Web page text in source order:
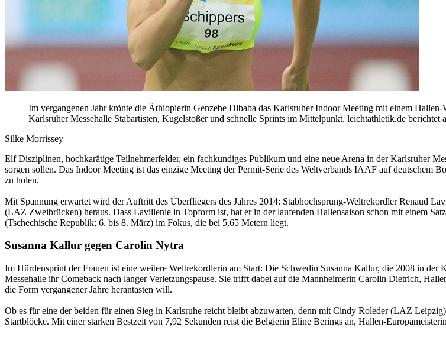
Im vergangenen Jahr krönte die Äthiopierin Genzebe Dibaba das Karlsruher Indoor Meeting mit einem
Karlsruher Messehalle Stabartisten, Kugelstoßer und schnelle Sprints im Mittelpunkt. leichtathletik.de berichtet
Silke Morrissey
Elf Disziplinen, hochkarätige Teilnehmerfelder, ein fachkundiges Publikum und eine neue Arena in der Karlsruher
sorgen sollen. Das Indoor Meeting ist das einzige Meeting der Permit-Serie des Weltverbands IAAF auf deutschem
zu holen.
Mit Spannung erwartet wird der Auftritt des Überfliegers des Jahres 2014: Stabhochsprung-Weltrekordler Renaud
(LAZ Zweibrücken) heraus. Dass Lavillenie in Topform ist, hat er in der laufenden Hallensaison schon mit einem
(Tschechische Republik; 6. bis 8. März) im Fokus, die bei 5,65 Metern liegt.
Susanna Kallur gegen Carolin Nytra
Im Hürdensprint der Frauen ist eine weitere Weltrekordlerin am Start: Die Schwedin Susanna Kallur, die 2008 in
Messehalle ihr Comeback nach langer Verletzungspause. Sie trifft dabei auf die Mannheimerin Carolin Dietrich,
die Form vergangener Jahre herantasten will.
Ob es für eine der beiden für einen Sieg in Karlsruhe reicht bleibt abzuwarten, denn mit Cindy Roleder (LAZ
Startblöcke. Mit einer starken Bestzeit von 7,92 Sekunden reist die Belgierin Eline Berings an, Hallen-